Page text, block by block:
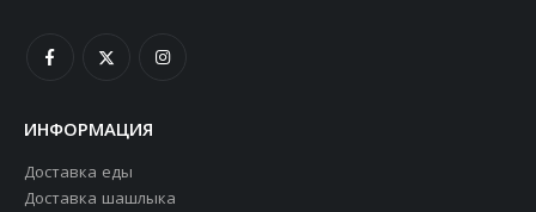
ИНФОРМАЦИЯ
Доставка еды
Доставка шашлыка